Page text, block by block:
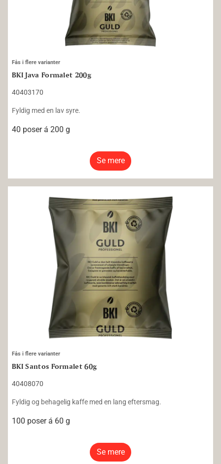
Fås i flere varianter
BKI Java Formalet 200g
40403170
Fyldig med en lav syre.
40 poser á 200 g
Se mere
BKI Santos Formalet 60g
Fås i flere varianter
BKI Santos Formalet 60g
40408070
Fyldig og behagelig kaffe med en lang eftersmag.
100 poser á 60 g
Se mere